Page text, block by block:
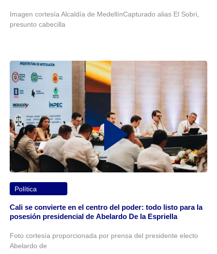
Imagen cortesía Alcaldía de MedellínCapturado alias El Sobri,
presunto cabecilla
Política
Cali se convierte en el centro del poder: todo listo para la
posesión presidencial de Abelardo De la Espriella
Foto cortesía proporcionada por prensa del presidente electo
Abelardo de